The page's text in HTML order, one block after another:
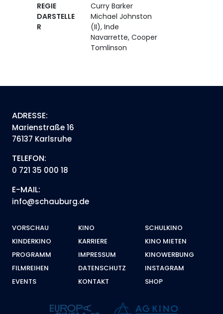
REGIE
Curry Barker
DARSTELLE
R
Michael Johnston
(II), Inde
Navarrette, Cooper
Tomlinson
ADRESSE:
Marienstraße 16
76137 Karlsruhe
TELEFON:
0 721 35 000 18
E-MAIL:
info@schauburg.de
VORSCHAU
KINDERKINO
PROGRAMM
FILMREIHEN
EVENTS
KINO
KARRIERE
IMPRESSUM
DATENSCHUTZ
KONTAKT
SCHULKINO
KINO MIETEN
KINOWERBUNG
INSTAGRAM
SHOP